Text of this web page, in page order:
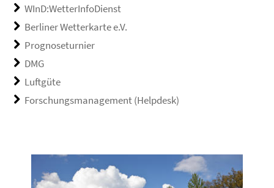
WInD:WetterInfoDienst
Berliner Wetterkarte e.V.
Prognoseturnier
DMG
Luftgüte
Forschungsmanagement (Helpdesk)